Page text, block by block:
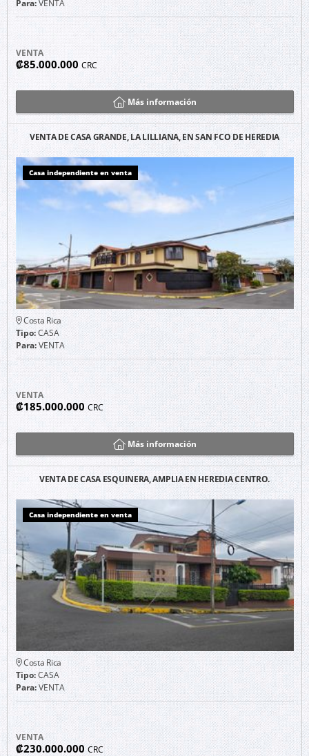
Para:VENTA
VENTA
₡85.000.000 CRC
Más información
VENTA DE CASA GRANDE, LA LILLIANA, EN SAN FCO DE HEREDIA
Casa independiente en venta
Costa Rica
Tipo:CASA
Para:VENTA
VENTA
₡185.000.000 CRC
Más información
VENTA DE CASA ESQUINERA, AMPLIA EN HEREDIA CENTRO.
Casa independiente en venta
Costa Rica
Tipo:CASA
Para:VENTA
VENTA
₡230.000.000CRC